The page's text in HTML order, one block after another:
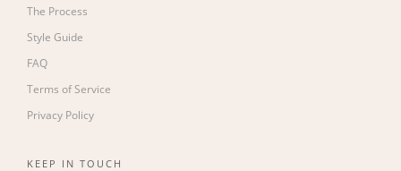
The Process
Style Guide
FAQ
Terms of Service
Privacy Policy
KEEP IN TOUCH